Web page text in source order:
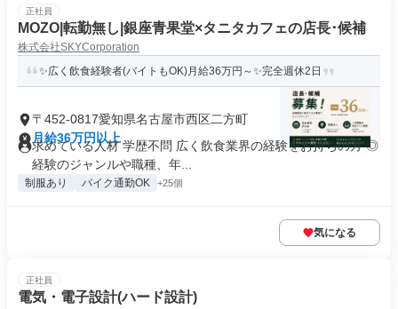
正社員
MOZO|転勤無し|銀座青果堂×タニタカフェの店長･候補
株式会社SKYCorporation
✨広く飲食経験者(バイトもOK)月給36万円～✨完全週休2日
〒452-0817愛知県名古屋市西区二方町
月給36万円以上
求めている人材 学歴不問 広く飲食業界の経験をお持ちの方 ◎
経験のジャンルや職種、年...
制服あり バイク通勤OK +25個
気になる
正社員
電気・電子設計(ハード設計)